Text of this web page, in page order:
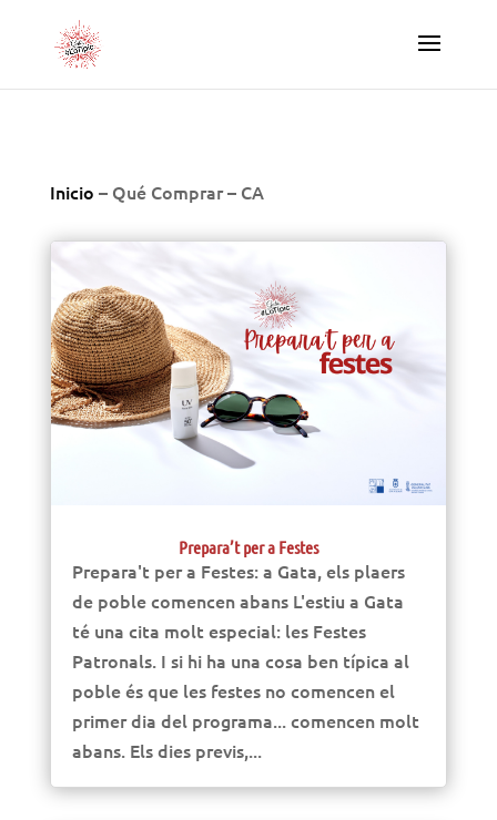
Inicio – Qué Comprar – CA
Prepara’t per a Festes
Prepara't per a Festes: a Gata, els plaers
de poble comencen abans L'estiu a Gata
té una cita molt especial: les Festes
Patronals. I si hi ha una cosa ben típica al
poble és que les festes no comencen el
primer dia del programa... comencen molt
abans. Els dies previs,...